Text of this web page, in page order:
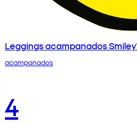
Leggings acampanados
acampanados
4